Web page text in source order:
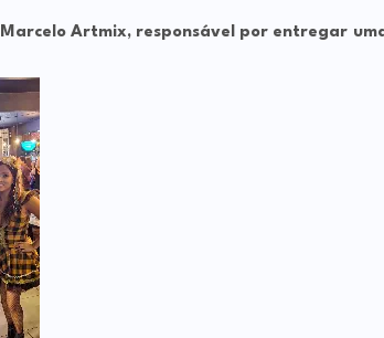
Marcelo Artmix, responsável por entregar